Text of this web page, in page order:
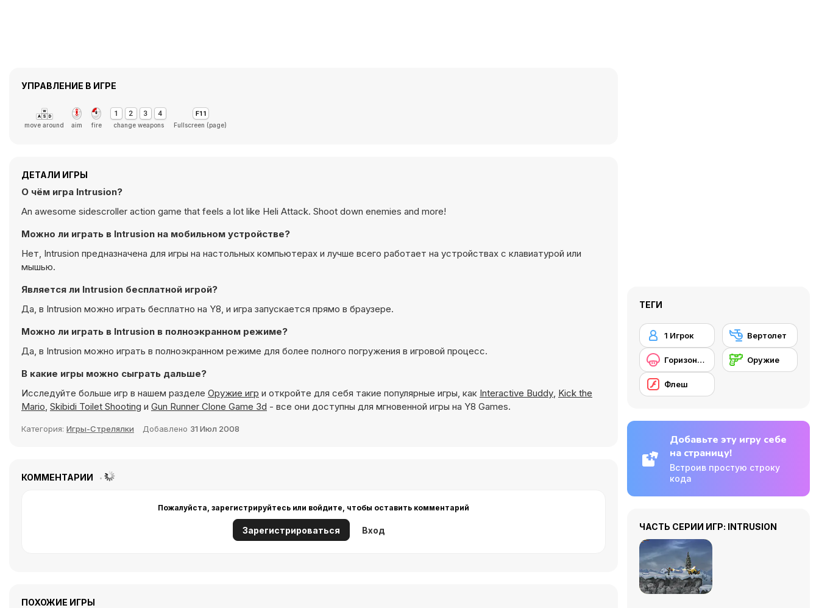
УПРАВЛЕНИЕ В ИГРЕ
move around aim fire change weapons Fullscreen (page)
ДЕТАЛИ ИГРЫ
О чём игра Intrusion?
An awesome sidescroller action game that feels a lot like Heli Attack. Shoot down enemies and more!
Можно ли играть в Intrusion на мобильном устройстве?
Нет, Intrusion предназначена для игры на настольных компьютерах и лучше всего работает на устройствах с клавиатурой или
мышью.
Является ли Intrusion бесплатной игрой?
Да, в Intrusion можно играть бесплатно на Y8, и игра запускается прямо в браузере.
Можно ли играть в Intrusion в полноэкранном режиме?
Да, в Intrusion можно играть в полноэкранном режиме для более полного погружения в игровой процесс.
В какие игры можно сыграть дальше?
Исследуйте больше игр в нашем разделе Оружие игр и откройте для себя такие популярные игры, как Interactive Buddy, Kick the
Mario, Skibidi Toilet Shooting и Gun Runner Clone Game 3d - все они доступны для мгновенной игры на Y8 Games.
Категория: Игры-Стрелялки Добавлено 31 Июл 2008
КОММЕНТАРИИ
Пожалуйста, зарегистрируйтесь или войдите, чтобы оставить комментарий
Зарегистрироваться Вход
ПОХОЖИЕ ИГРЫ
ТЕГИ
1 Игрок Вертолет
Горизонтальная прокрутка Оружие
Флеш
Добавьте эту игру себе
на страницу!
Встроив простую строку
кода
ЧАСТЬ СЕРИИ ИГР: INTRUSION